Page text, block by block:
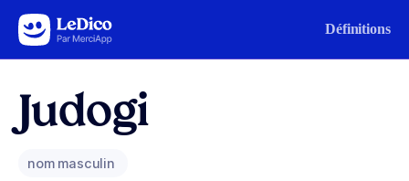
Aller au contenu Définitions
Judogi
nom masculin